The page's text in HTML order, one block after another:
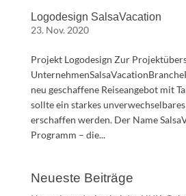
Logodesign SalsaVacation
23. Nov. 2020
Projekt Logodesign Zur
neu geschaffene Reiseangebot mit
sollte ein starkes
erschaffen werden. Der Name
Programm – die...
Neueste Beiträge